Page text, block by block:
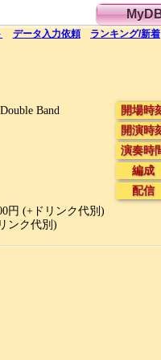
データ入力依頼 ランキング/新着
Band
円 (+ドリンク代別)
ンク代別)
開場時
開演時
演奏時
編成
配信